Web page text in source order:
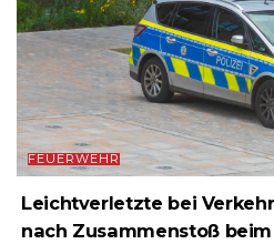
FEUERWEHR
Leichtverletzte bei
nach Zusammenstoß